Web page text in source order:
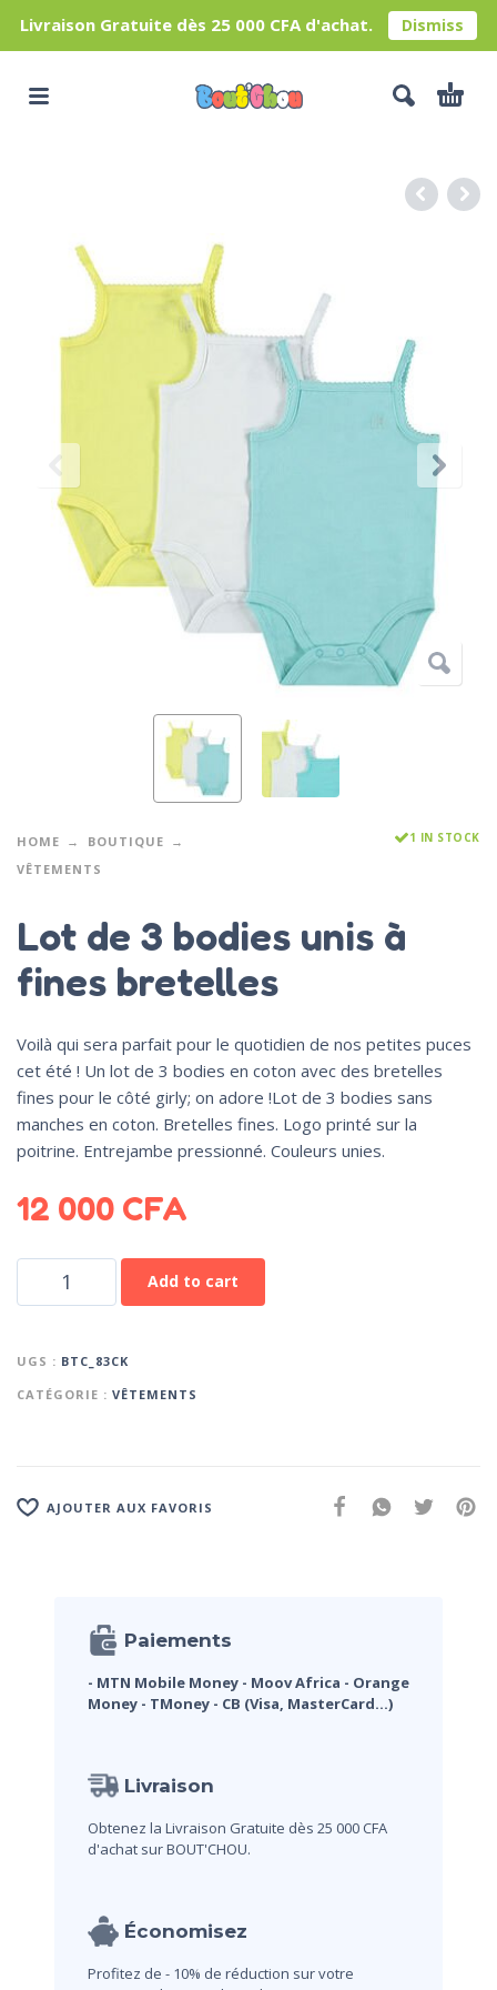
Livraison Gratuite dès 25 000 CFA d'achat. Dismiss
HOME
BOUTIQUE
VÊTEMENTS
1 IN STOCK
Lot de 3 bodies unis à
fines bretelles
Voilà qui sera parfait pour le quotidien de nos petites puces
cet été ! Un lot de 3 bodies en coton avec des bretelles
fines pour le côté girly; on adore !Lot de 3 bodies sans
manches en coton. Bretelles fines. Logo printé sur la
poitrine. Entrejambe pressionné. Couleurs unies.
12 000 CFA
Add to cart
UGS : BTC_83CK
CATÉGORIE : VÊTEMENTS
AJOUTER AUX FAVORIS
Paiements
- MTN Mobile Money - Moov Africa - Orange
Money - TMoney - CB (Visa, MasterCard...)
Livraison
Obtenez la Livraison Gratuite dès 25 000 CFA
d'achat sur BOUT'CHOU.
Économisez
Profitez de - 10% de réduction sur votre